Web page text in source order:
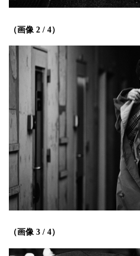
（画像 2 / 4）
（画像 3 / 4）